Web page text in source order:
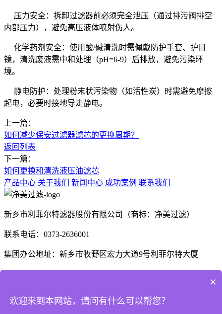
压力安全：拆卸过滤器前必须完全泄压（通过排污阀排空
内部压力），避免高压液体喷射伤人。
化学药剂安全：使用酸/碱清洗时需佩戴防护手套、护目
镜，清洗废液需中和处理（pH=6-9）后排放，避免污染环
境。
静电防护：处理粉末状污染物（如活性炭）时需避免摩擦
起电，必要时接地导走静电。
上一篇：
如何减少保安过滤器滤芯的更换周期？
返回列表
下一篇：
如何更换和清洗液压油滤芯
产品中心 关于我们 新闻中心 成功案例 联系我们
新乡市利菲尔特滤器股份有限公司（商标：净美过滤）
联系电话：0373-2636001
集团办公地址：新乡市牧野区宏力大道9号利菲尔特大厦
河南省商丘市梁园区晨风大道1号
×
欢迎来到本网站，请问有什么可以帮您？